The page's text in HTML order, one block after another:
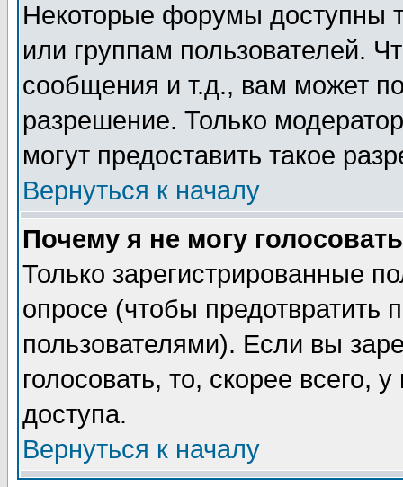
Некоторые форумы доступны
или группам пользователей.
сообщения и т.д., вам может
разрешение. Только
могут предоставить такое
Вернуться к началу
Почему я не могу
Только зарегистрированные
опросе (чтобы предотвратить
пользователями). Если вы
голосовать, то, скорее всего,
доступа.
Вернуться к началу